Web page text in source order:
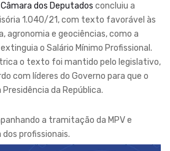
Câmara dos Deputados concluiu a
1.040/21, com texto favorável às
agronomia e geociências, como a
o Salário Mínimo Profissional.
o texto foi mantido pelo legislativo,
com líderes do Governo para que o
da República.
a tramitação da MPV e
profissionais.